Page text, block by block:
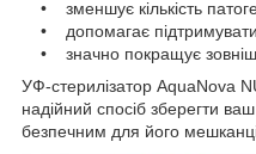
• зменшує кількість
• допомагає підтримувати
• значно покращує
УФ-стерилізатор AquaNova
надійний спосіб зберегти
безпечним для його